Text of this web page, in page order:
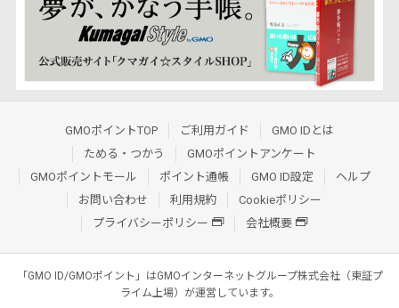
GMOポイントTOP ご利用ガイド
GMO IDとは
ためる・つかう
GMOポイントアンケート
GMOポイントモール
ポイント通帳 GMO ID設定
ヘルプ
お問い合わせ
利用規約
Cookieポリシー
プライバシーポリシー
会社概要
「GMO ID/GMOポイント」はGMOインターネットグループ株式会社（東証プ
ライム上場）が運営しています。